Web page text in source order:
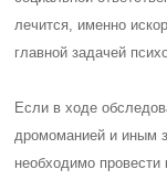
лечится, именно
главной задачей
Если в ходе
дромоманией и иным
необходимо